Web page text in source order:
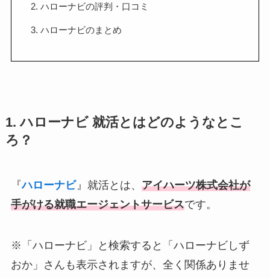
2. ハローナビの評判・口コミ
3. ハローナビのまとめ
1. ハローナビ 就活とはどのようなとこ
ろ？
『ハローナビ』就活とは、 アイハーツ株式会社が
手がける就職エージェントサービスです。
※「ハローナビ」と検索すると「ハローナビしず
おか」さんも表示されますが、全く関係ありませ